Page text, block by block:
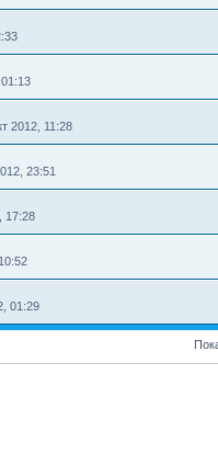
2012, 11:28
23:51
17:28
01:29